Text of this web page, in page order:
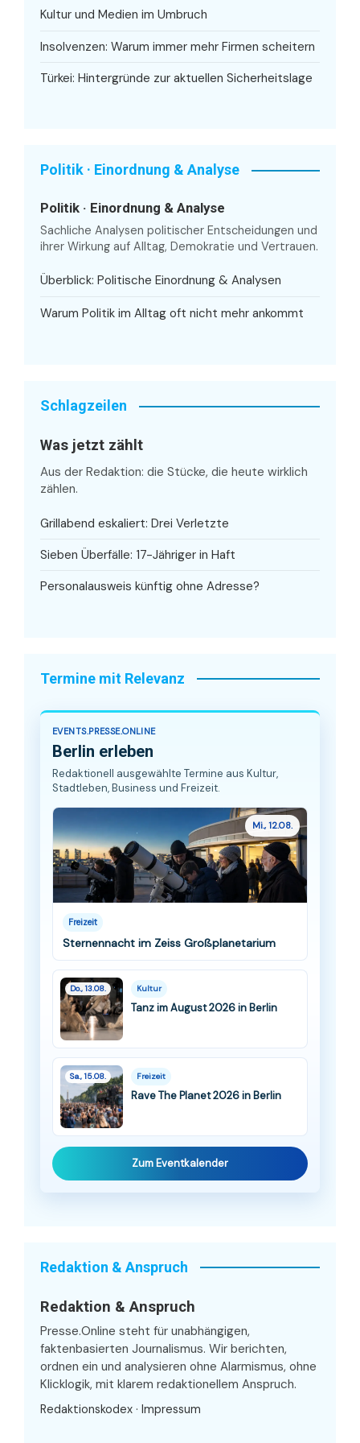
Kultur und Medien im Umbruch
Insolvenzen: Warum immer mehr Firmen scheitern
Türkei: Hintergründe zur aktuellen Sicherheitslage
Politik · Einordnung & Analyse
Politik · Einordnung & Analyse
Sachliche Analysen politischer Entscheidungen und
ihrer Wirkung auf Alltag, Demokratie und Vertrauen.
Überblick: Politische Einordnung & Analysen
Warum Politik im Alltag oft nicht mehr ankommt
Schlagzeilen
Was jetzt zählt
Aus der Redaktion: die Stücke, die heute wirklich
zählen.
Grillabend eskaliert: Drei Verletzte
Sieben Überfälle: 17-Jähriger in Haft
Personalausweis künftig ohne Adresse?
Termine mit Relevanz
EVENTS.PRESSE.ONLINE
Berlin erleben
Redaktionell ausgewählte Termine aus Kultur,
Stadtleben, Business und Freizeit.
Mi., 12.08.
Freizeit
Sternennacht im Zeiss Großplanetarium
Do., 13.08. Kultur
Tanz im August 2026 in Berlin
Sa., 15.08. Freizeit
Rave The Planet 2026 in Berlin
Zum Eventkalender
Redaktion & Anspruch
Redaktion & Anspruch
Presse.Online steht für unabhängigen,
faktenbasierten Journalismus. Wir berichten,
ordnen ein und analysieren ohne Alarmismus, ohne
Klicklogik, mit klarem redaktionellem Anspruch.
Redaktionskodex · Impressum